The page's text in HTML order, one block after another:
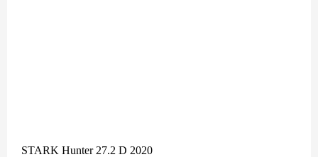
STARK Hunter 27.2 D 2020